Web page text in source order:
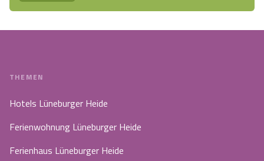
THEMEN
Hotels Lüneburger Heide
Ferienwohnung Lüneburger Heide
Ferienhaus Lüneburger Heide